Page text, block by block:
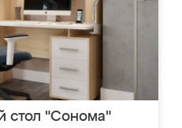
стол "Сонома"